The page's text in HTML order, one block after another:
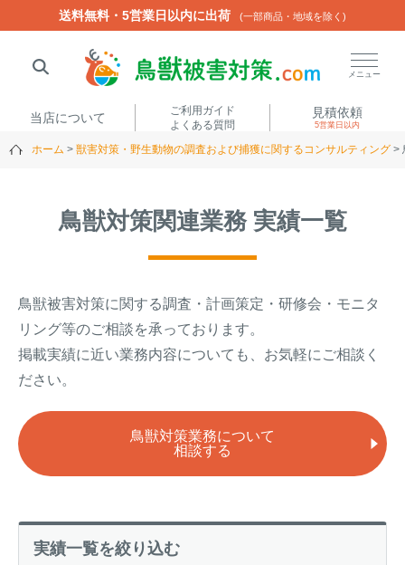
送料無料・5営業日以内に出荷 (一部商品・地域を除く)
メニュー
当店について
ご利用ガイド
よくある質問
見積依頼
5営業日以内
ホーム 獣害対策・野生動物の調査および捕獲に関するコンサルティング
鳥獣対策関連業務 実績一覧
鳥獣被害対策に関する調査・計画策定・研修会・モニタ
リング等のご相談を承っております。
掲載実績に近い業務内容についても、お気軽にご相談く
ださい。
鳥獣対策業務について
相談する
実績一覧を絞り込む
送料無料・5営業日以内に出荷 (一部商品・地域を除く)
閉じる
楽落くん ハイトシェルター侵入禁刺 イノシッシ
いのししくんTREL4G-Rアニマルネット2300
商品カテゴリから選ぶ
電気柵
トレイルカメラ（セン
ICT・IoT機器（捕獲通
知・遠隔監視）
防獣・防鳥ネット